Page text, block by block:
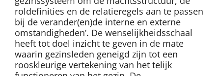
roldefinities en de relatieregels aan te passen
bij de verander(en)de interne en externe
omstandigheden’. De wenselijkheidsschaal
heeft tot doel inzicht te geven in de mate
waarin gezinsleden geneigd zijn tot een
rooskleurige vertekening van het telijk